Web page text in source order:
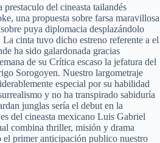
del cineasta tailandés
una propuesta sobre farsa maravillosa
puya diplomacia desplazándolo
cinta tuvo dicho estreno referente a el
ha sido galardonada gracias
de su Crítica escaso la jefatura del
Sorogoyen. Nuestro largometraje
especial por su habilidad
y no ha transpirado sabiduría
junglas serí­a el debut en la
del cineasta mexicano Luis Gabriel
combina thriller, misión y drama
primer anticipación publico nuestro